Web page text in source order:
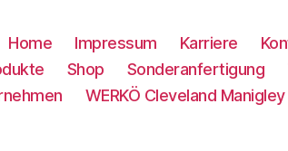
Home Impressum Karriere
Shop Sonderanfertigung
WERKÖ Cleveland Manigley